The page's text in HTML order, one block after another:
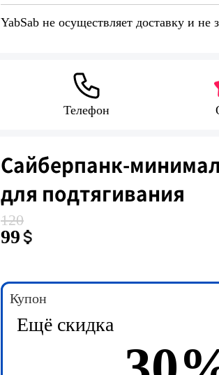
YabSab не осуществляет доставку и не
Телефон
Сайберпанк-
для подтягивания
120
99
Купон
Ещё скидка